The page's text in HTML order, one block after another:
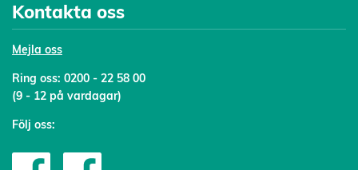
Kontakta oss
Mejla oss
Ring oss: 0200 - 22 58 00
(9 - 12 på vardagar)
Följ oss: